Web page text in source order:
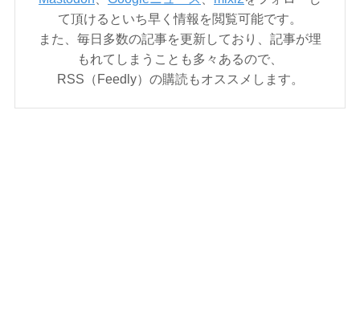
て頂けるといち早く情報を閲覧可能です。
また、毎日多数の記事を更新しており、記事が埋
もれてしまうことも多々あるので、
RSS（Feedly）の購読もオススメします。